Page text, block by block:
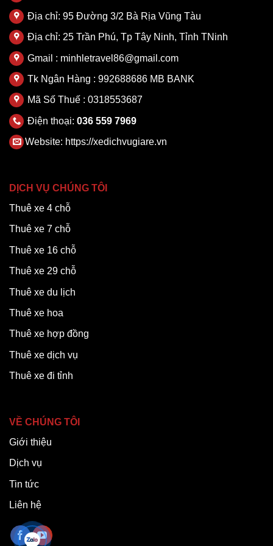
Địa chỉ: 95 Đường 3/2 Bà Rịa Vũng Tàu
Địa chỉ: 25 Trần Phú, Tp Tây Ninh, Tỉnh TNinh
Gmail : minhletravel86@gmail.com
Tk Ngân Hàng : 992688686 MB BANK
Mã Số Thuế : 0318553687
Điện thoại: 036 559 7969
Website: https://xedichvugiare.vn
DỊCH VỤ CHÚNG TÔI
Thuê xe 4 chỗ
Thuê xe 7 chỗ
Thuê xe 16 chỗ
Thuê xe 29 chỗ
Thuê xe du lịch
Thuê xe hoa
Thuê xe hợp đồng
Thuê xe dịch vụ
Thuê xe đi tỉnh
VỀ CHÚNG TÔI
Giới thiệu
Dịch vụ
Tin tức
Liên hệ